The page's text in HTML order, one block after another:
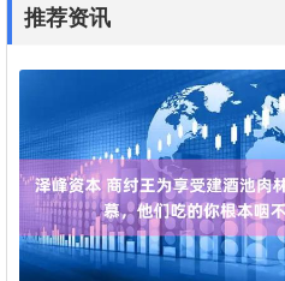
推荐资讯